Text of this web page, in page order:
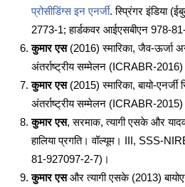
प्रोसीडिंग्स इन एनर्जी. स्प्रिंगर इंडिया
2773-1; हार्डकवर आईएसबीएन 978-
कुमार एस (2016) स्मारिका, जैव-ऊर्जा
अंतर्राष्ट्रीय सम्मेलन (ICRABR-
कुमार एस (2015) स्मारिका, बायो-एनर्जी
अंतर्राष्ट्रीय सम्मेलन (ICRABR-
कुमार एस, सरमाक, त्यागी एसके और यादव
हालिया प्रगति। वॉल्यूम। III, SSS-
81-927097-2-7)।
कुमार एसऔर त्यागी एसके (2013)